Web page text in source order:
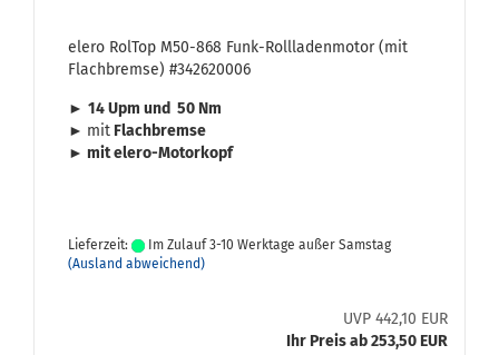
elero Rol­Top M50-​868 Funk-​Roll­la­den­mo­tor (mit
Flach­brem­se) #342620006
► 14 Upm und 50 Nm
► mit Flach­brem­se
► mit elero-​Motorkopf
Lieferzeit:
Im Zulauf 3-10 Werktage außer Samstag
(Ausland abweichend)
UVP 442,10 EUR
Ihr Preis ab 253,50 EUR